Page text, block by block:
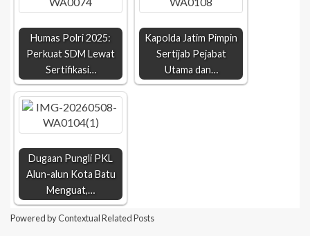
Humas Polri 2025:
Perkuat SDM Lewat
Sertifikasi…
Kapolda Jatim Pimpin
Sertijab Pejabat
Utama dan…
Dugaan Pungli PKL
Alun-alun Kota Batu
Menguat,…
Powered byContextual Related Posts